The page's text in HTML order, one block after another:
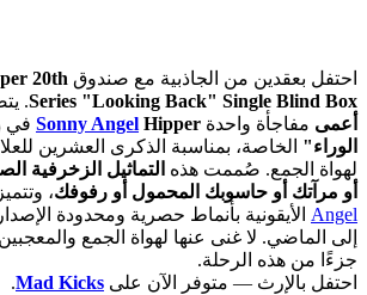
احتفل بعقدين من الجاذبية مع صندوق 20th
Series "Looking Back" Single Blind Box
.
أعمى مفاجأة واحدة Sonny Angel Hipper في
الوراء" الخاصة، بمناسبة الذكرى العشرين
لهواة الجمع. صُممت هذه التماثيل الزخرفية
أو مرآتك أو حاسوبك المحمول أو رفوفك،
Angel الأيقونية بأنماط حصرية ومحدودة
إلى الماضي. لا غنى عنها لهواة الجمع
جزءًا من هذه الرحلة.
احتفل بالإرث — متوفر الآن على Mad Kicks
.